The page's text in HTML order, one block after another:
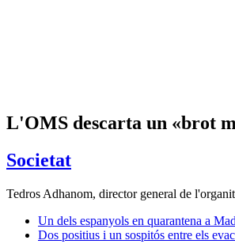
L'OMS descarta un «brot
Societat
Tedros Adhanom, director general de
Un dels espanyols en quarantena a
Dos positius i un sospitós entre els